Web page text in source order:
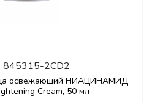
845315-2CD2
освежающий НИАЦИНАМИД
Cream, 50 мл